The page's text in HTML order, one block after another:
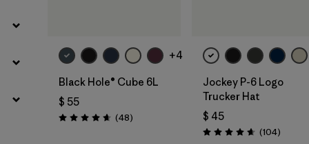
+4
Black Hole® Cube 6L
$ 55
Valoración: 4.7 / 5
(48Comentarios
)
Jockey P-6 Logo
Trucker Hat
$ 45
Valoración: 4.7 / 5
(104)